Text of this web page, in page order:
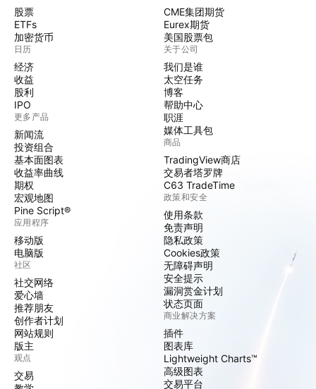
股票
ETFs
加密货币
日历
经济
收益
股利
IPO
更多产品
新闻流
投资组合
基本面图表
收益率曲线
期权
宏观地图
Pine Script®
应用程序
移动版
电脑版
社区
社交网络
爱心墙
推荐朋友
创作者计划
网站规则
版主
观点
交易
CME集团期货
Eurex期货
美国股票包
关于公司
我们是谁
太空任务
博客
帮助中心
职涯
媒体工具包
商品
TradingView商店
交易者塔罗牌
C63 TradeTime
政策和安全
使用条款
免责声明
隐私政策
Cookies政策
无障碍声明
安全提示
漏洞赏金计划
状态页面
商业解决方案
插件
图表库
Lightweight Charts™
高级图表
交易平台